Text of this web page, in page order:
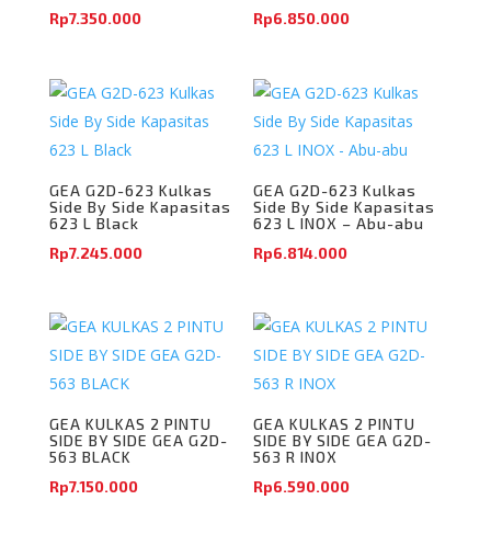
Rp7.350.000
Rp6.850.000
GEA G2D-623 Kulkas
Side By Side Kapasitas
623 L Black
Rp7.245.000
GEA G2D-623 Kulkas
Side By Side Kapasitas
623 L INOX – Abu-abu
Rp6.814.000
GEA KULKAS 2 PINTU
SIDE BY SIDE GEA G2D-
563 BLACK
Rp7.150.000
GEA KULKAS 2 PINTU
SIDE BY SIDE GEA G2D-
563 R INOX
Rp6.590.000